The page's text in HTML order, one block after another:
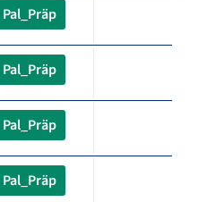
Pal_Präp
Pal_Präp
Pal_Präp
Pal_Präp